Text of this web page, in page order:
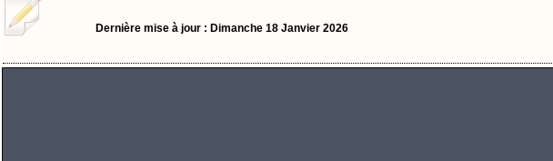
Dernière mise à jour : Dimanche 18 Janvier 2026